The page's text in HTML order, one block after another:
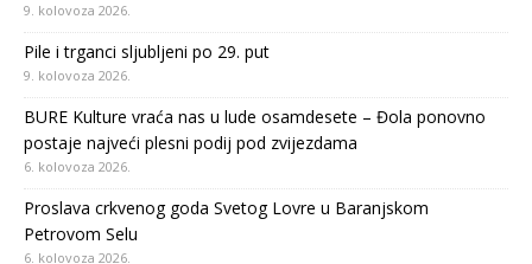
9. kolovoza 2026.
Pile i trganci sljubljeni po 29. put
9. kolovoza 2026.
BURE Kulture vraća nas u lude osamdesete – Đola ponovno
postaje najveći plesni podij pod zvijezdama
6. kolovoza 2026.
Proslava crkvenog goda Svetog Lovre u Baranjskom
Petrovom Selu
6. kolovoza 2026.